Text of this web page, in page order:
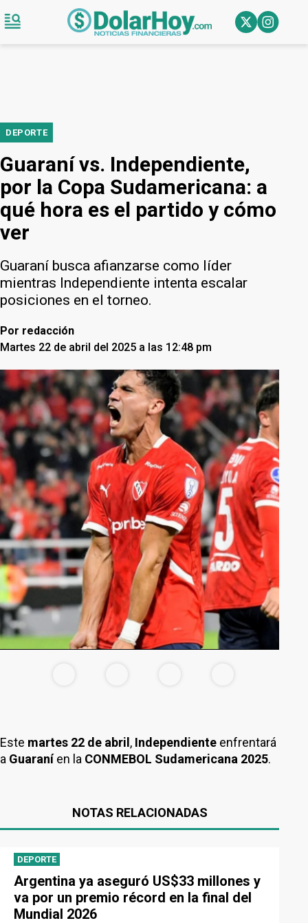
DEPORTE
Guaraní vs. Independiente,
por la Copa Sudamericana: a
qué hora es el partido y cómo
ver
Guaraní busca afianzarse como líder
mientras Independiente intenta escalar
posiciones en el torneo.
Por redacción
Martes 22 de abril del 2025 a las 12:48 pm
Este martes 22 de abril , Independiente enfrentará
a Guaraníen la CONMEBOL Sudamericana 2025.
NOTAS RELACIONADAS
DEPORTE
Argentina ya aseguró US$33 millones y
va por un premio récord en la final del
Mundial 2026